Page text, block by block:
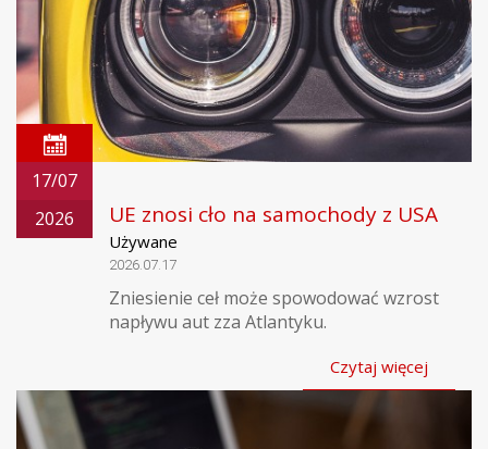
17/07
2026
UE znosi cło na samochody z USA
Używane
2026.07.17
Zniesienie ceł może spowodować wzrost
napływu aut zza Atlantyku.
Czytaj więcej